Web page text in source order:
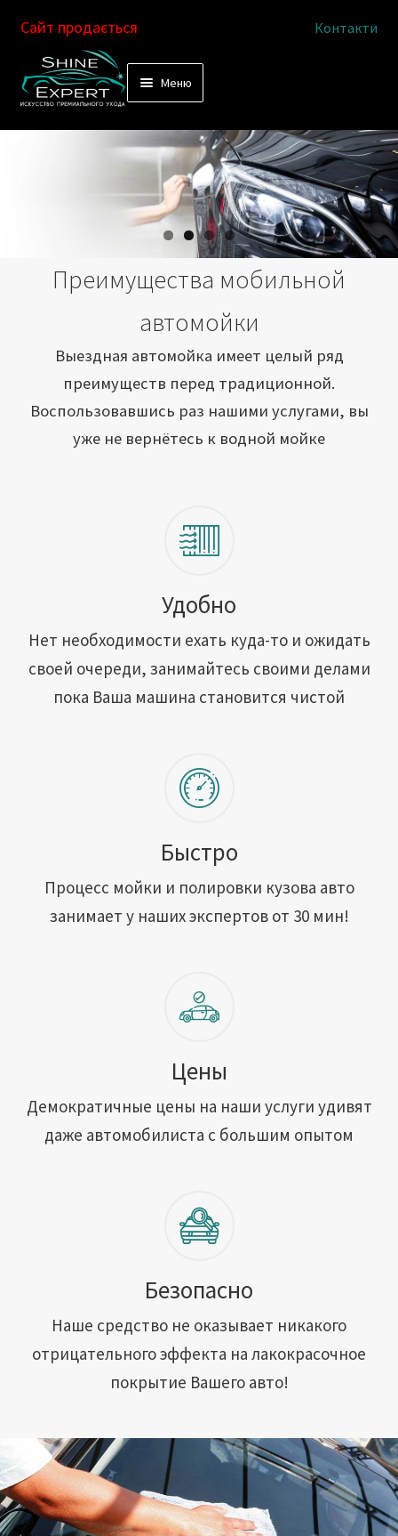
Перейти
к
Перейти
к
Сайт продається Контакти
Меню
Выездная автомойка
Химчистка салона
Подетальная химчистка
Как это работает
Сотрудничество
Вакансии
Адреса обслуживания
Контакты
Преимущества мобильной
автомойки
Выездная автомойка имеет целый ряд
преимуществ перед традиционной.
Воспользовавшись раз нашими услугами, вы
уже не вернётесь к водной мойке
Удобно
Нет необходимости ехать куда-то и ожидать
своей очереди, занимайтесь своими делами
пока Ваша машина становится чистой
Быстро
Процесс мойки и полировки кузова авто
занимает у наших экспертов от 30 мин!
Цены
Демократичные цены на наши услуги удивят
даже автомобилиста с большим опытом
Безопасно
Наше средство не оказывает никакого
отрицательного эффекта на лакокрасочное
покрытие Вашего авто!